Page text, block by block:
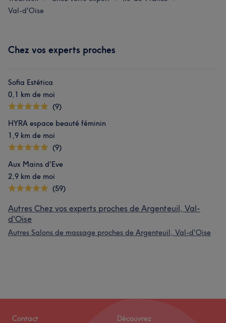
Val-d'Oise
Chez vos experts proches
Sofia Estética
0,1 km de moi
(9)
HYRA espace beauté féminin
1,9 km de moi
(9)
Aux Mains d'Eve
2,9 km de moi
(59)
Autres Chez vos experts proches de Argenteuil, Val-
d'Oise
Autres Salons de massage proches de Argenteuil, Val-d'Oise
Contact Découvrez